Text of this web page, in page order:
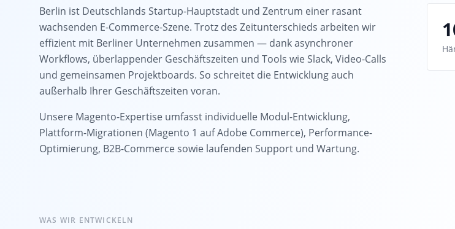
Berlin ist Deutschlands Startup-Hauptstadt und Zentrum einer rasant
wachsenden E-Commerce-Szene. Trotz des Zeitunterschieds arbeiten wir
effizient mit Berliner Unternehmen zusammen — dank asynchroner
Workflows, überlappender Geschäftszeiten und Tools wie Slack, Video-Calls
und gemeinsamen Projektboards. So schreitet die Entwicklung auch
außerhalb Ihrer Geschäftszeiten voran.
Unsere Magento-Expertise umfasst individuelle Modul-Entwicklung,
Plattform-Migrationen (Magento 1 auf Adobe Commerce), Performance-
Optimierung, B2B-Commerce sowie laufenden Support und Wartung.
WAS WIR ENTWICKELN